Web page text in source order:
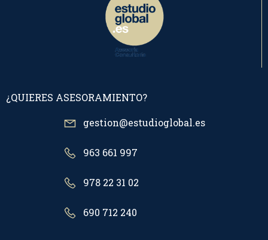
¿QUIERES ASESORAMIENTO?
gestion@estudioglobal.es
963 661 997
978 22 31 02
690 712 240